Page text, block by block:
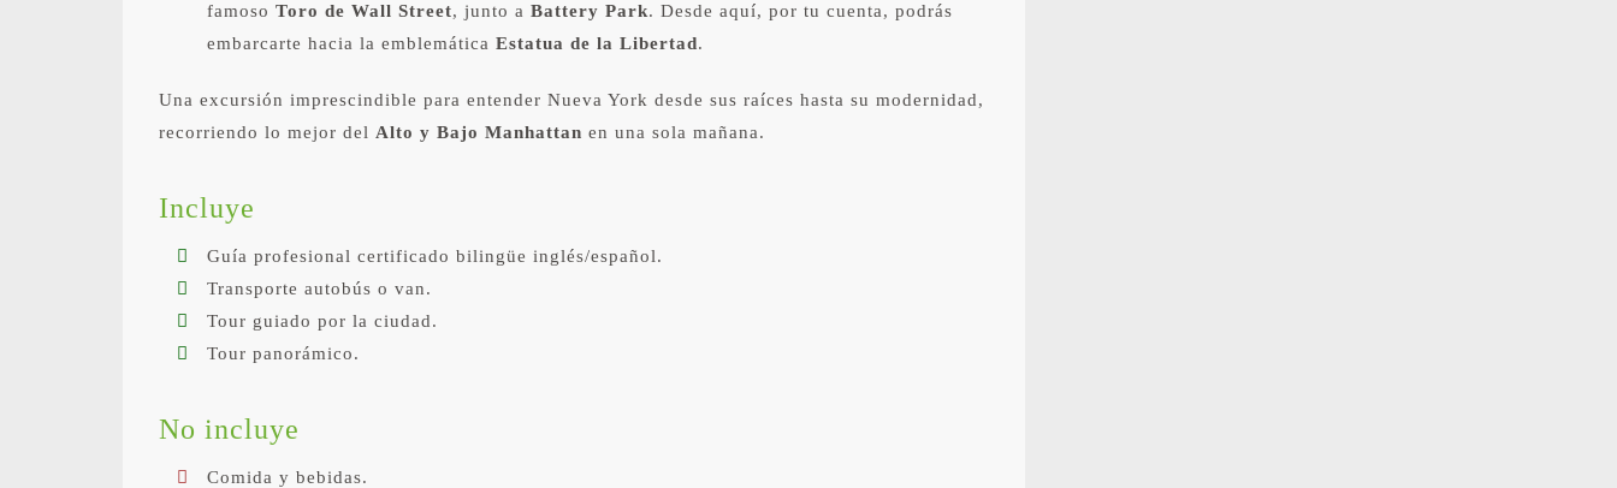
famoso Toro de Wall Street, junto a Battery Park. Desde aquí, por tu cuenta, podrás
embarcarte hacia la emblemática Estatua de la Libertad.
Una excursión imprescindible para entender Nueva York desde sus raíces hasta su modernidad,
recorriendo lo mejor del Alto y Bajo Manhattan en una sola mañana.
Incluye
Guía profesional certificado bilingüe inglés/español.
Transporte autobús o van.
Tour guiado por la ciudad.
Tour panorámico.
No incluye
Comida y bebidas.